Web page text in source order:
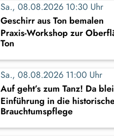
Sa., 08.08.2026 10:30 Uhr
Geschirr aus Ton bemalen
Praxis-Workshop zur
Ton
Sa., 08.08.2026 11:00 Uhr
Auf geht’s zum Tanz! Da
Einführung in die
Brauchtumspflege